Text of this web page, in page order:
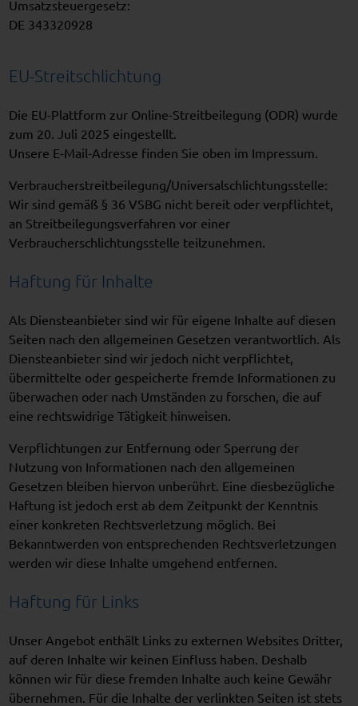
Umsatzsteuergesetz:
DE 343320928
EU-Streitschlichtung
Die EU-Plattform zur Online-Streitbeilegung (ODR) wurde
zum 20. Juli 2025 eingestellt.
Unsere E-Mail-Adresse finden Sie oben im Impressum.
Verbraucher­streit­beilegung/Universal­schlichtungs­stelle:
Wir sind gemäß § 36 VSBG nicht bereit oder verpflichtet,
an Streitbeilegungsverfahren vor einer
Verbraucherschlichtungsstelle teilzunehmen.
Haftung für Inhalte
Als Diensteanbieter sind wir für eigene Inhalte auf diesen
Seiten nach den allgemeinen Gesetzen verantwortlich. Als
Diensteanbieter sind wir jedoch nicht verpflichtet,
übermittelte oder gespeicherte fremde Informationen zu
überwachen oder nach Umständen zu forschen, die auf
eine rechtswidrige Tätigkeit hinweisen.
Verpflichtungen zur Entfernung oder Sperrung der
Nutzung von Informationen nach den allgemeinen
Gesetzen bleiben hiervon unberührt. Eine diesbezügliche
Haftung ist jedoch erst ab dem Zeitpunkt der Kenntnis
einer konkreten Rechtsverletzung möglich. Bei
Bekanntwerden von entsprechenden Rechtsverletzungen
werden wir diese Inhalte umgehend entfernen.
Haftung für Links
Unser Angebot enthält Links zu externen Websites Dritter,
auf deren Inhalte wir keinen Einfluss haben. Deshalb
können wir für diese fremden Inhalte auch keine Gewähr
übernehmen. Für die Inhalte der verlinkten Seiten ist stets